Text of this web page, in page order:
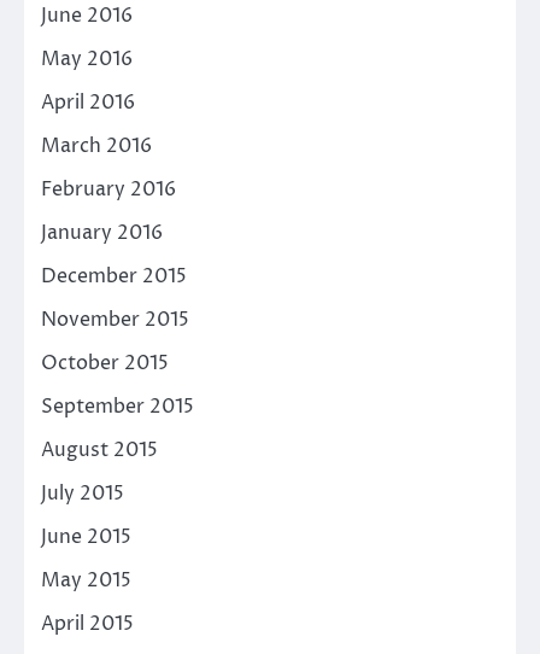
June 2016
May 2016
April 2016
March 2016
February 2016
January 2016
December 2015
November 2015
October 2015
September 2015
August 2015
July 2015
June 2015
May 2015
April 2015